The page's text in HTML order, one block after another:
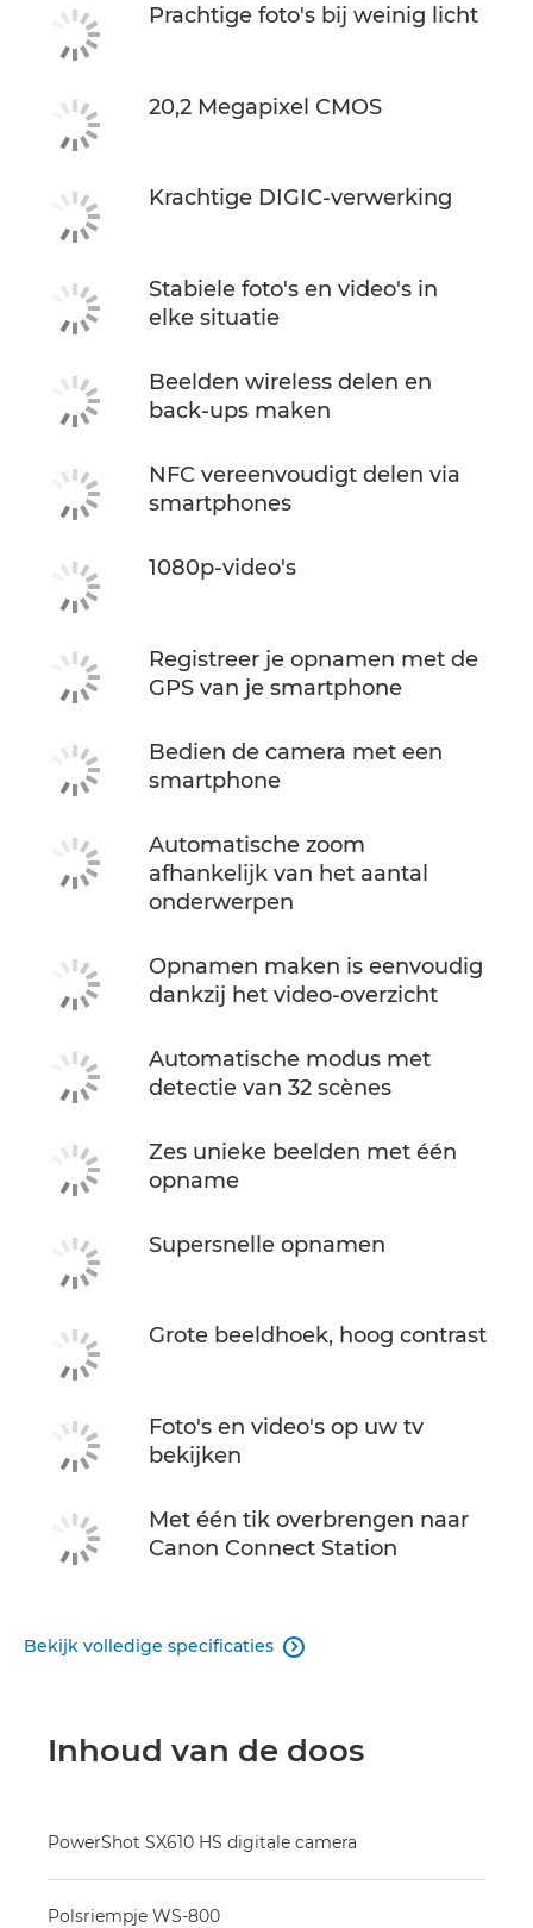
Prachtige foto's bij weinig licht
20,2 Megapixel CMOS
Krachtige DIGIC-verwerking
Stabiele foto's en video's in
elke situatie
Beelden wireless delen en
back-ups maken
NFC vereenvoudigt delen via
smartphones
1080p-video's
Registreer je opnamen met de
GPS van je smartphone
Bedien de camera met een
smartphone
Automatische zoom
afhankelijk van het aantal
onderwerpen
Opnamen maken is eenvoudig
dankzij het video-overzicht
Automatische modus met
detectie van 32 scènes
Zes unieke beelden met één
opname
Supersnelle opnamen
Grote beeldhoek, hoog contrast
Foto's en video's op uw tv
bekijken
Met één tik overbrengen naar
Canon Connect Station
Bekijk volledige specificaties 
Inhoud van de doos
PowerShot SX610 HS digitale camera
Polsriempje WS-800